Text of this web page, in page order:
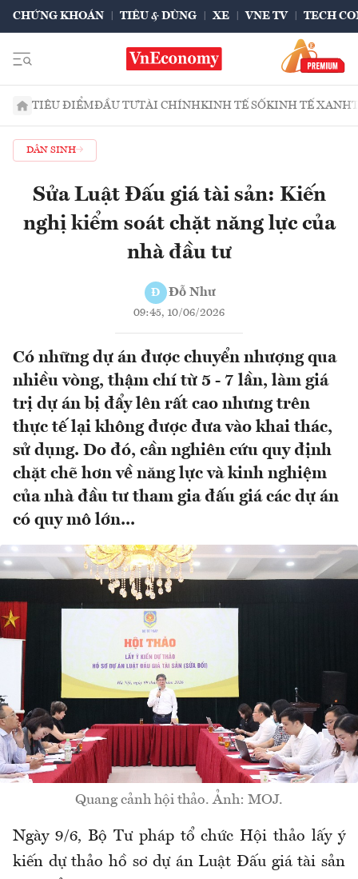
CHỨNG KHOÁN TIÊU & DÙNG XE VNE TV TECH
TIÊU ĐIỂMĐẦU TƯTÀI CHÍNHKINH TẾ SỐKINH TẾ XANH
DÂN SINH
Sửa Luật Đấu giá tài sản: Kiến
nghị kiểm soát chặt năng lực của
nhà đầu tư
Đ Đỗ Như
09:45, 10/06/2026
Có những dự án được chuyển nhượng qua
nhiều vòng, thậm chí từ 5 - 7 lần, làm giá
trị dự án bị đẩy lên rất cao nhưng trên
thực tế lại không được đưa vào khai thác,
sử dụng. Do đó, cần nghiên cứu quy định
chặt chẽ hơn về năng lực và kinh nghiệm
của nhà đầu tư tham gia đấu giá các dự án
có quy mô lớn...
Quang cảnh hội thảo. Ảnh: MOJ.
Ngày 9/6, Bộ Tư pháp tổ chức Hội thảo lấy ý
kiến dự thảo hồ sơ dự án Luật Đấu giá tài sản